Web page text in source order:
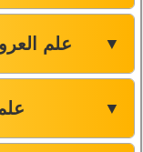
علم ▼
▼